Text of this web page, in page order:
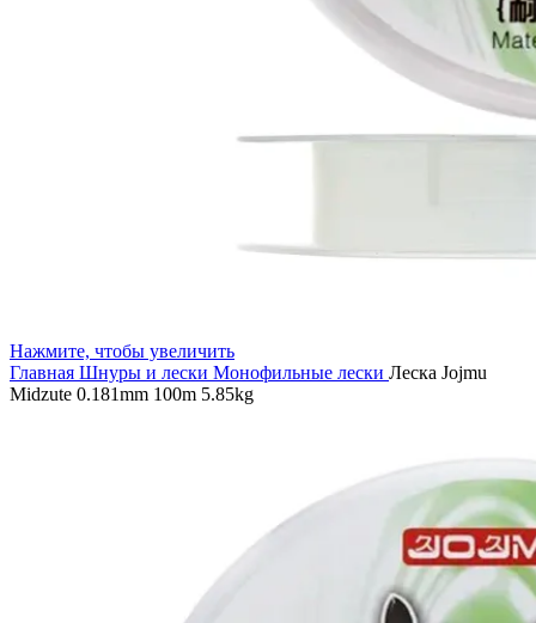
Нажмите, чтобы увеличить
Главная Шнуры и лески Монофильные лески Леска Jojmu
Midzute 0.181mm 100m 5.85kg